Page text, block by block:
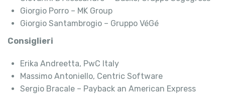
Giorgio Porro – MK Group
Giorgio Santambrogio – Gruppo VéGé
Consiglieri
Erika Andreetta, PwC Italy
Massimo Antoniello, Centric Software
Sergio Bracale – Payback an American Express